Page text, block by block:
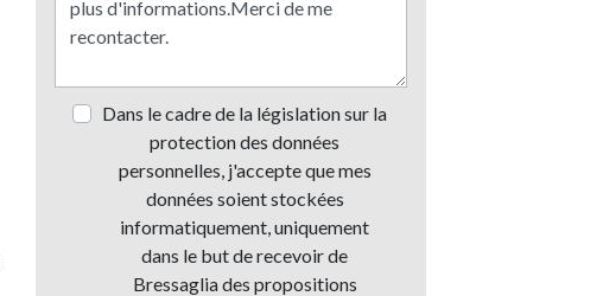
Dans le cadre de la législation sur la
protection des données
personnelles, j'accepte que mes
données soient stockées
informatiquement, uniquement
dans le but de recevoir de
Bressaglia des propositions